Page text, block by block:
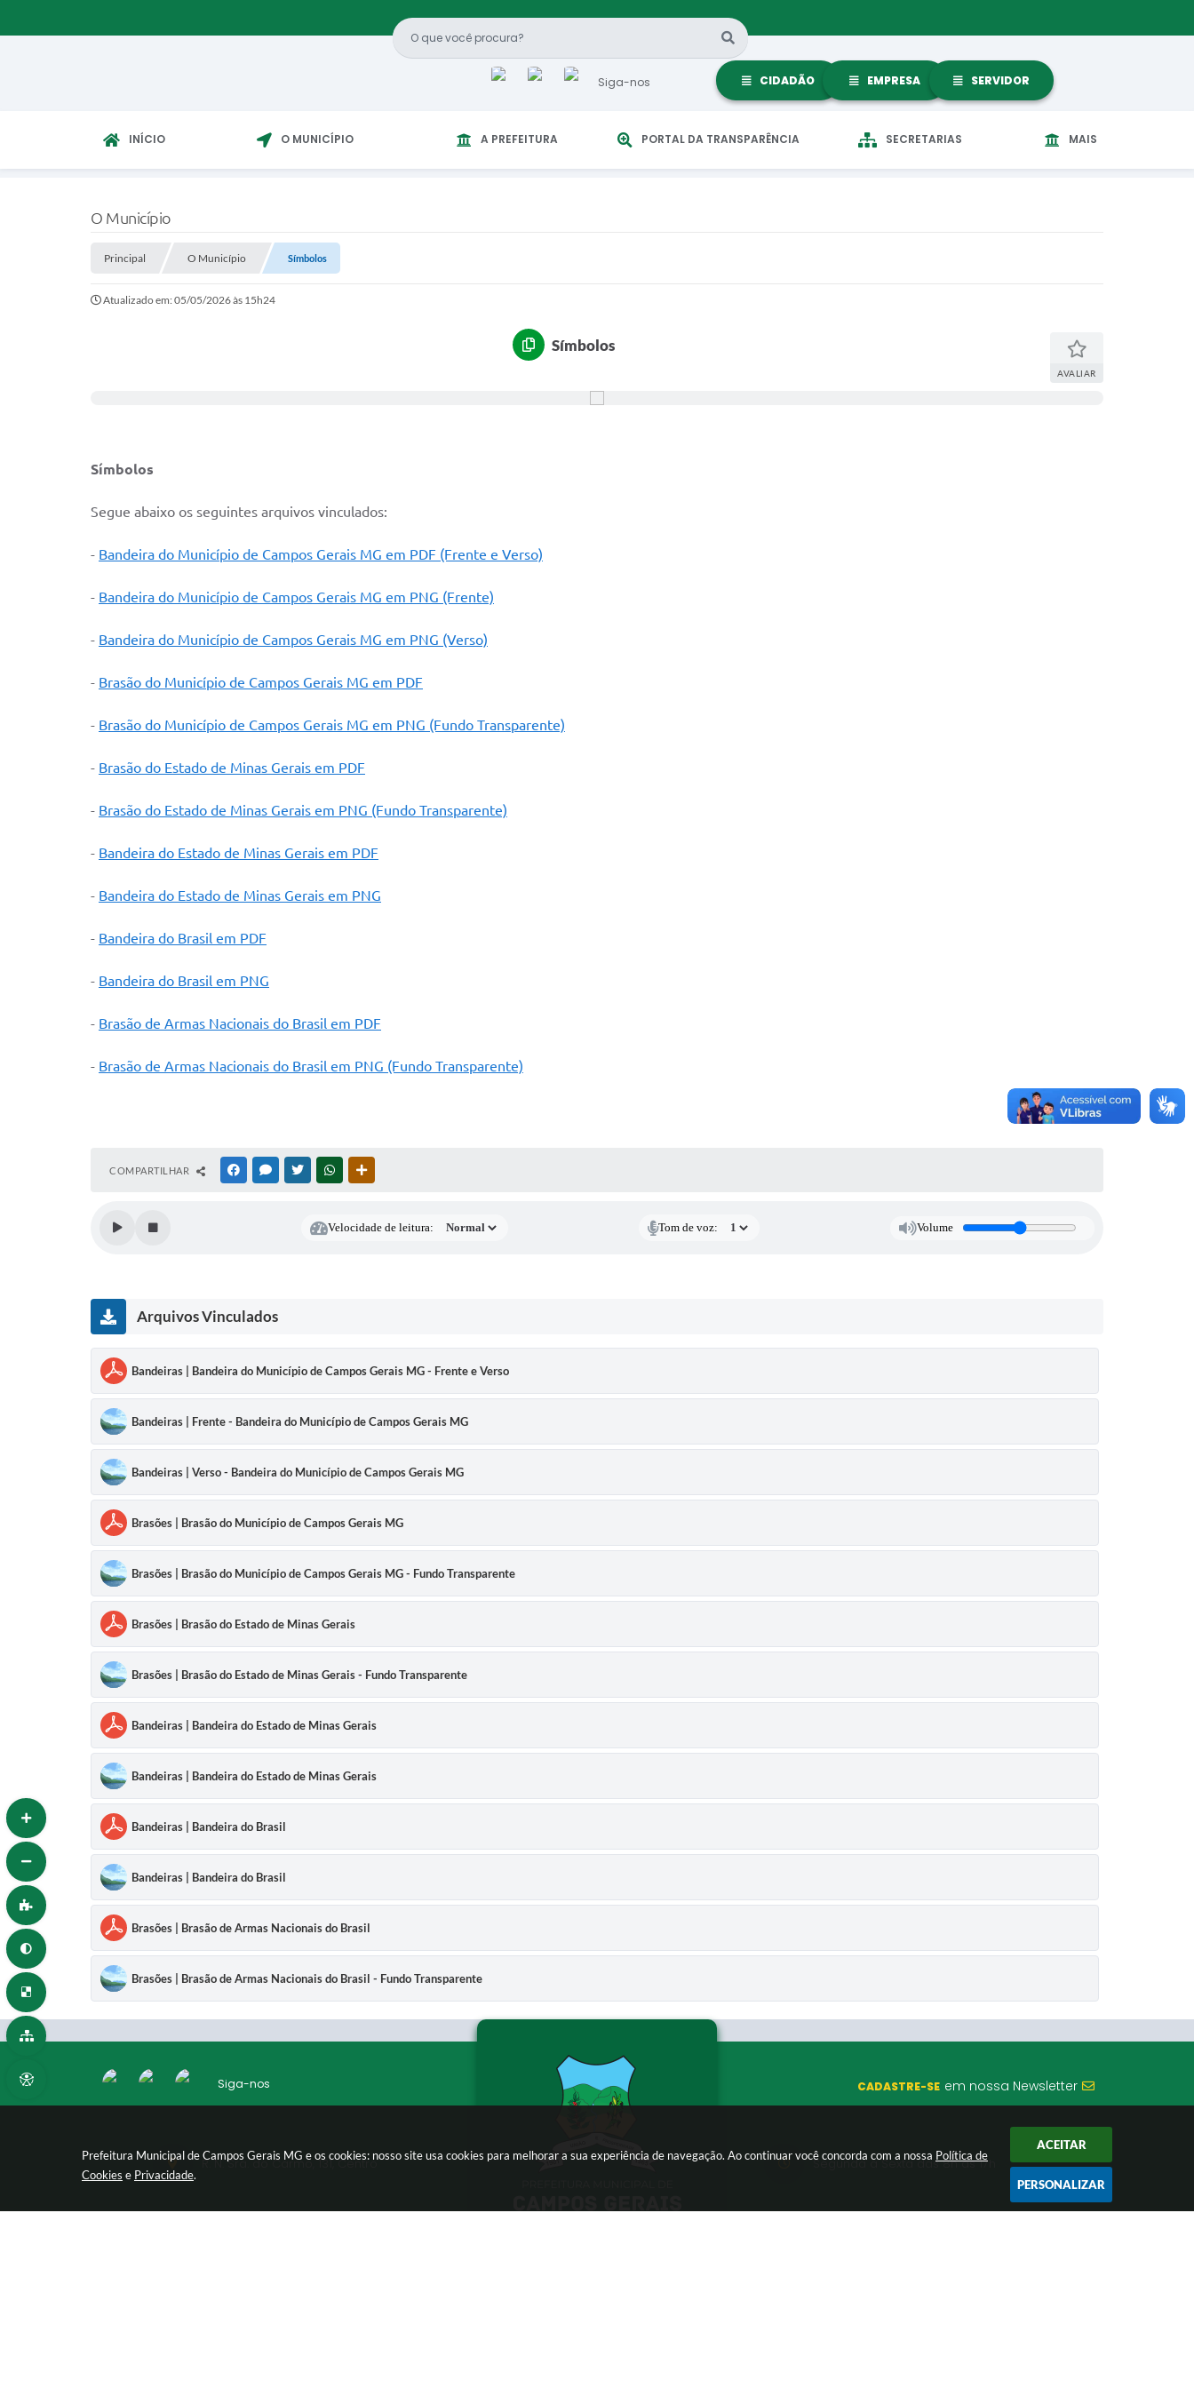
Prefeitura Municipal de Campos Gerais MG e os cookies: nosso site usa cookies para melhorar a sua experiência de navegação. Ao continuar você concorda com a nossa Política de
Cookies e Privacidade.
ACEITAR
PERSONALIZAR
Siga-nos CIDADÃO EMPRESA SERVIDOR
INÍCIO O MUNICÍPIO A PREFEITURA PORTAL DA TRANSPARÊNCIA SECRETARIAS MAIS
O Município
Principal O Município Símbolos
Atualizado em: 05/05/2026 às 15h24
Símbolos
AVALIAR
Símbolos
Segue abaixo os seguintes arquivos vinculados:
- Bandeira do Município de Campos Gerais MG em PDF (Frente e Verso)
- Bandeira do Município de Campos Gerais MG em PNG (Frente)
- Bandeira do Município de Campos Gerais MG em PNG (Verso)
- Brasão do Município de Campos Gerais MG em PDF
- Brasão do Município de Campos Gerais MG em PNG (Fundo Transparente)
- Brasão do Estado de Minas Gerais em PDF
- Brasão do Estado de Minas Gerais em PNG (Fundo Transparente)
- Bandeira do Estado de Minas Gerais em PDF
- Bandeira do Estado de Minas Gerais em PNG
- Bandeira do Brasil em PDF
- Bandeira do Brasil em PNG
- Brasão de Armas Nacionais do Brasil em PDF
- Brasão de Armas Nacionais do Brasil em PNG (Fundo Transparente)
COMPARTILHAR FACEBOOKMESSENGER
TWITTERWHATSAPP
Velocidade de leitura: Tom de voz: Volume
Arquivos Vinculados
Bandeiras | Bandeira do Município de Campos Gerais MG - Frente e Verso
Bandeiras | Frente - Bandeira do Município de Campos Gerais MG
Bandeiras | Verso - Bandeira do Município de Campos Gerais MG
Brasões | Brasão do Município de Campos Gerais MG
Brasões | Brasão do Município de Campos Gerais MG - Fundo Transparente
Brasões | Brasão do Estado de Minas Gerais
Brasões | Brasão do Estado de Minas Gerais - Fundo Transparente
Bandeiras | Bandeira do Estado de Minas Gerais
Bandeiras | Bandeira do Estado de Minas Gerais
Bandeiras | Bandeira do Brasil
Bandeiras | Bandeira do Brasil
Brasões | Brasão de Armas Nacionais do Brasil
Brasões | Brasão de Armas Nacionais do Brasil - Fundo Transparente
Siga-nos CADASTRE-SE em nossa Newsletter
R. N. Sra. do Carmo, 131, Centro Segunda a Sexta das 8h às 17h